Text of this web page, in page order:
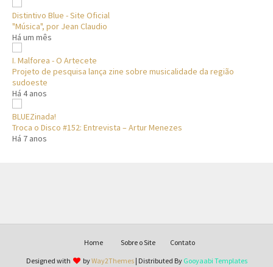
Distintivo Blue - Site Oficial
"Música", por Jean Claudio
Há um mês
I. Malforea - O Artecete
Projeto de pesquisa lança zine sobre musicalidade da região
sudoeste
Há 4 anos
BLUEZinada!
Troca o Disco #152: Entrevista – Artur Menezes
Há 7 anos
Home Sobre o Site
Contato
Designed with
byWay2Themes| Distributed By Gooyaabi Templates